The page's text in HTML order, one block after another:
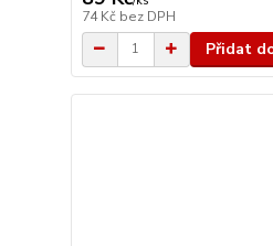
74 Kč bez DPH
Přidat